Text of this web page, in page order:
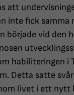
att
inte fick samma
började vid den
habiliteringen i
Detta satte
livet i ett nytt